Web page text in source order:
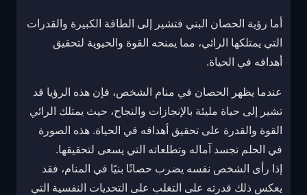
أما رؤية الحصان البني فتشير إلى الطاقة الكبيرة والقدرات
التي يمتلكها الرائي، مما يمنحه القوة والحيوية لتحقيق
أهدافه في الحياة.
عندما يظهر الحصان في منام الشخص، فإن هذه الرؤيا قد
تشير إلى حياة مليئة بالإنجازات والنجاح، حيث يمتلك الرائي
القوة والقدرة على تحقيق أهدافه في الحياة. هذه الصورة
في الحلم تجسد آماله وتطلعاته التي يسعى لتحقيقها.
إذا رأى الشخص نفسه يضرب حصانًا بنيًا في المنام، فقد
يعكس ذلك قدرته على التغلب على التحديات النفسية التي